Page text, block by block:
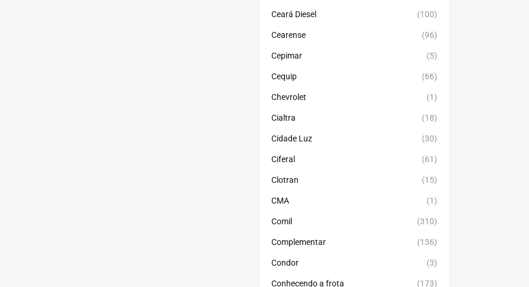
Ceará Diesel (100)
Cearense (96)
Cepimar (5)
Cequip (66)
Chevrolet (1)
Cialtra (18)
Cidade Luz (30)
Ciferal (61)
Clotran (15)
CMA (1)
Comil (310)
Complementar (136)
Condor (3)
Conhecendo a frota (173)